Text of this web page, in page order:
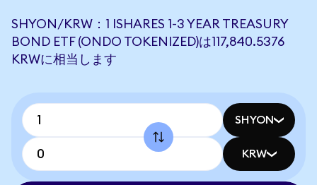
SHYON/KRW：1 ISHARES 1-3 YEAR TREASURY
BOND ETF (ONDO TOKENIZED)は117,840.5376
KRWに相当します
SHYON
KRW